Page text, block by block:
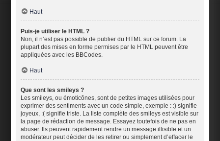
Haut
Puis-je utiliser le HTML ?
Non, il n’est pas possible de publier du HTML sur ce forum. La
plupart des mises en forme permises par le HTML peuvent être
appliquées avec les BBCodes.
Haut
Que sont les smileys ?
Les smileys, ou émoticônes, sont de petites images utilisées pour
exprimer des sentiments avec un code simple, exemple : :) signifie
joyeux, :( signifie triste. La liste complète des smileys est visible sur
la page de rédaction de message. Essayez toutefois de ne pas en
abuser. Ils peuvent rapidement rendre un message illisible et un
modérateur peut décider de les retirer ou simplement d’effacer le